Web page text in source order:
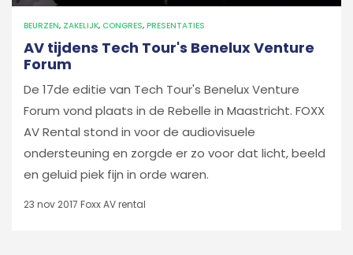
BEURZEN, ZAKELIJK, CONGRES, PRESENTATIES
AV tijdens Tech Tour's Benelux Venture
Forum
De 17de editie van Tech Tour's Benelux Venture
Forum vond plaats in de Rebelle in Maastricht. FOXX
AV Rental stond in voor de audiovisuele
ondersteuning en zorgde er zo voor dat licht, beeld
en geluid piek fijn in orde waren.
23 nov 2017 Foxx AV rental